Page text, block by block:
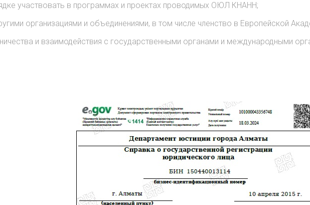
участвовать в программах и проектах проводимых ОЮЛ КНАНН;
организациями и объединениями, в том числе членство в Европейской
и взаимодействия с государственными органами и международными